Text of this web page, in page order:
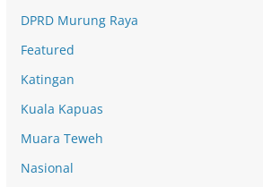
DPRD Murung Raya
Featured
Katingan
Kuala Kapuas
Muara Teweh
Nasional